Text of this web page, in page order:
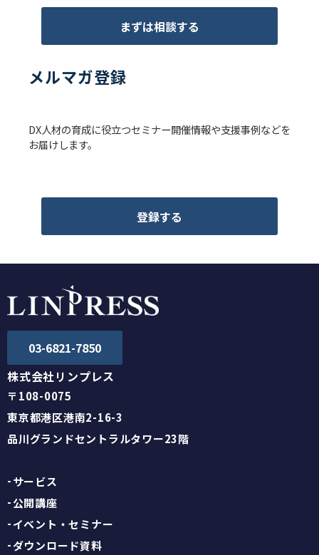
まずは相談する
メルマガ登録
DX人材の育成に役立つセミナー開催情報や支援事例などを
お届けします。
登録する
03-6821-7850
株式会社リンプレス
〒108-0075
東京都港区港南2-16-3
品川グランドセントラルタワー23階
サービス
公開講座
イベント・セミナー
ダウンロード資料